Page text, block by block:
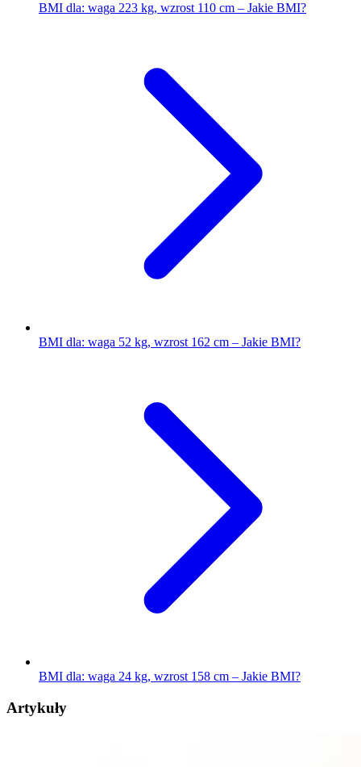
BMI dla: waga 223 kg, wzrost 110 cm – Jakie BMI?
BMI dla: waga 52 kg, wzrost 162 cm – Jakie BMI?
BMI dla: waga 24 kg, wzrost 158 cm – Jakie BMI?
Artykuły